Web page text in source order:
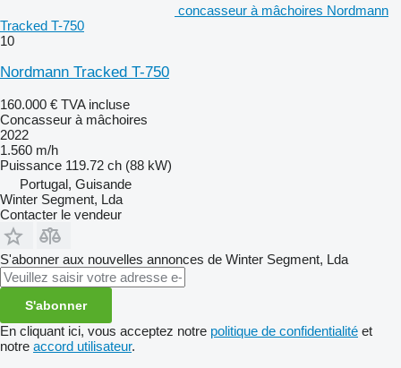
concasseur à mâchoires Nordmann
Tracked T-750
10
Nordmann Tracked T-750
160.000 € TVA incluse
Concasseur à mâchoires
2022
1.560 m/h
Puissance 119.72 ch (88 kW)
Portugal, Guisande
Winter Segment, Lda
Contacter le vendeur
S'abonner aux nouvelles annonces de Winter Segment, Lda
S'abonner
En cliquant ici, vous acceptez notre politique de confidentialité et
notre accord utilisateur.